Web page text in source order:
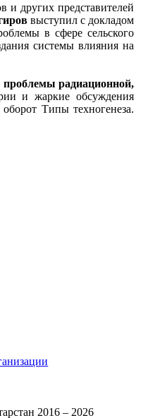
и других представителей
выступил с докладом
в сфере сельского
системы влияния на
проблемы радиационной,
и жаркие обсуждения
Типы техногенеза.
2016 – 2026